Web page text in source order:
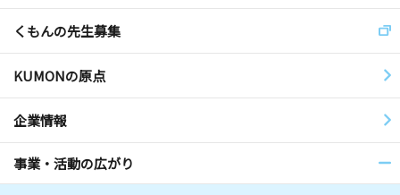
くもんの先生募集
KUMONの原点
企業情報
事業・活動の広がり